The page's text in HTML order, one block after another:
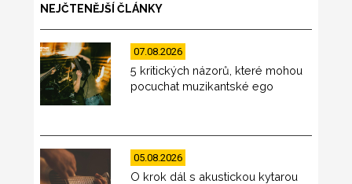
NEJČTENĚJŠÍ ČLÁNKY
07.08.2026
5 kritických názorů, které mohou
pocuchat muzikantské ego
05.08.2026
O krok dál s akustickou kytarou